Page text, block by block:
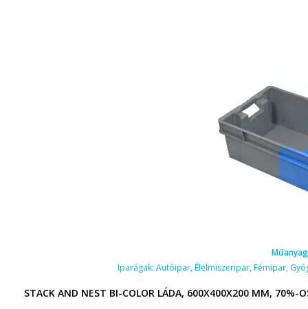
Iparágak: Autóipar,Élelmiszeripar,Fémipar,
STACK AND NEST BI-COLOR LÁDA, 600X400X200 MM, 70%-